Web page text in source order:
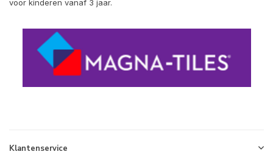
voor kinderen vanaf 3 jaar.
Klantenservice